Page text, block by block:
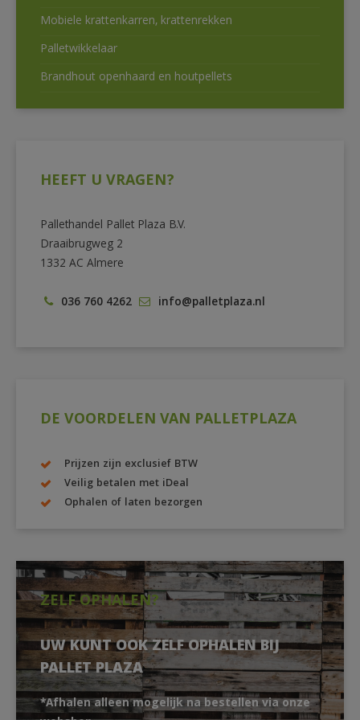
Mobiele krattenkarren, krattenrekken
Palletwikkelaar
Brandhout openhaard en houtpellets
HEEFT U VRAGEN?
Pallethandel Pallet Plaza B.V.
Draaibrugweg 2
1332 AC Almere
036 760 4262 info@palletplaza.nl
DE VOORDELEN VAN PALLETPLAZA
Prijzen zijn exclusief BTW
Veilig betalen met iDeal
Ophalen of laten bezorgen
ZELF OPHALEN?
UW KUNT OOK ZELF OPHALEN BIJ
PALLET PLAZA
*Afhalen alleen mogelijk na bestellen via onze